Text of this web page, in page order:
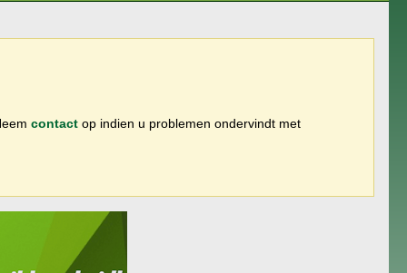
contact op indien u problemen ondervindt met